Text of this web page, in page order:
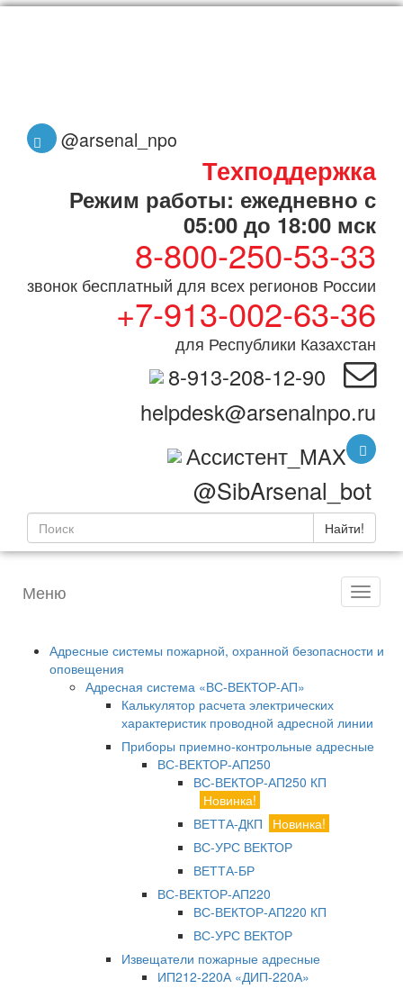
@arsenal_npo
Техподдержка
Режим работы: ежедневно с
05:00 до 18:00 мск
8-800-250-53-33
звонок бесплатный для всех регионов России
+7-913-002-63-36
для Республики Казахстан
8-913-208-12-90
helpdesk@arsenalnpo.ru
Ассистент_MAX
@SibArsenal_bot
Найти!
Меню
Адресные системы пожарной, охранной безопасности и
оповещения
Адресная система «ВС-ВЕКТОР-АП»
Калькулятор расчета электрических
характеристик проводной адресной линии
Приборы приемно-контрольные адресные
ВС-ВЕКТОР-АП250
ВС-ВЕКТОР-АП250 КП
Новинка!
ВЕТТА-ДКП
Новинка!
ВС-УРС ВЕКТОР
ВЕТТА-БР
ВС-ВЕКТОР-АП220
ВС-ВЕКТОР-АП220 КП
ВС-УРС ВЕКТОР
Извещатели пожарные адресные
ИП212-220А «ДИП-220А»